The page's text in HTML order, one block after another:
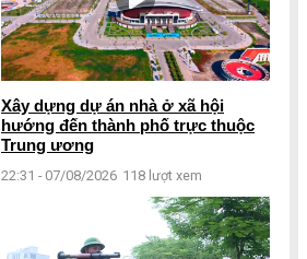
Xây dựng dự án nhà ở xã hội
hướng đến thành phố trực thuộc
Trung ương
22:31 - 07/08/2026 118 lượt xem